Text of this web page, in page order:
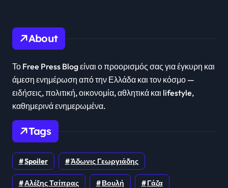
About
Το Free Press Blog είναι ο προορισμός σας για έγκυρη και
άμεση ενημέρωση από την Ελλάδα και τον κόσμο —
ειδήσεις, πολιτική, οικονομία, αθλητικά και lifestyle,
καθημερινά ενημερωμένα.
Tags
Spoiler Άδωνις Γεωργιάδης
Αλέξης Τσίπρας Βουλή Γάζα